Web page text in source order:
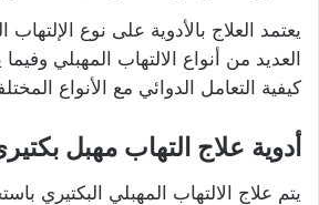
يعتمد العلاج بالأدوية على نوع الإلتهاب
العديد من أنواع الالتهاب المهبلي
كيفية التعامل الدوائي مع الأنواع
أدوية علاج التهاب مهبل
يتم علاج الالتهاب المهبلي البكتيري